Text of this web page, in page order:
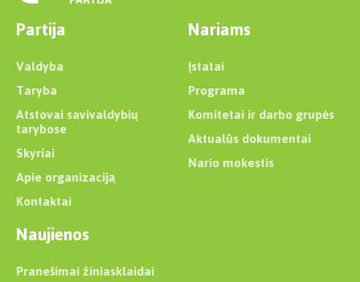
Partija
Valdyba
Taryba
Atstovai savivaldybių
tarybose
Skyriai
Apie organizaciją
Kontaktai
Nariams
Įstatai
Programa
Komitetai ir darbo grupės
Aktualūs dokumentai
Nario mokestis
Naujienos
Pranešimai žiniasklaidai